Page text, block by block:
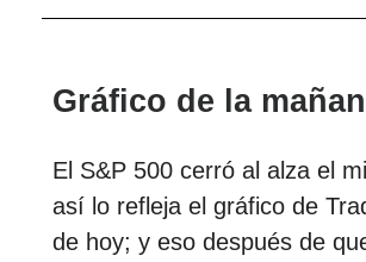
Gráfico de la
El S&P 500 cerró al alza el
así lo refleja el gráfico de
de hoy; y eso después de